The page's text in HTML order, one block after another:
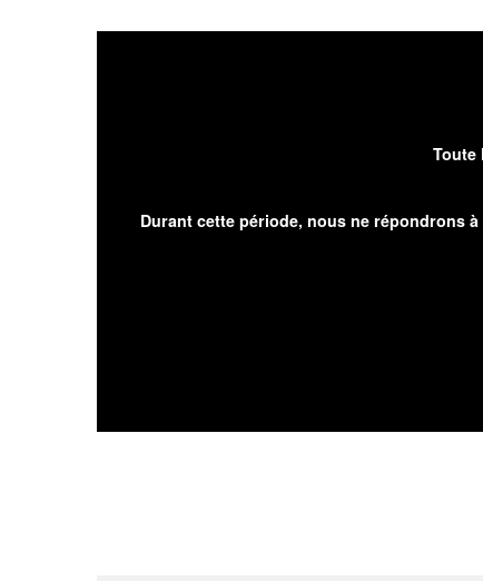
Toute
Durant cette période, nous ne répondrons